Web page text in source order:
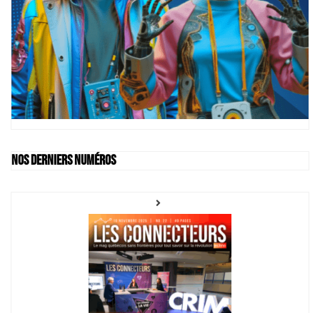
Nos derniers numéros